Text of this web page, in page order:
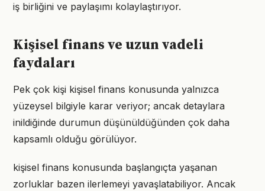
iş birliğini ve paylaşımı kolaylaştırıyor.
Kişisel finans ve uzun vadeli
faydaları
Pek çok kişi kişisel finans konusunda yalnızca
yüzeysel bilgiyle karar veriyor; ancak detaylara
inildiğinde durumun düşünüldüğünden çok daha
kapsamlı olduğu görülüyor.
kişisel finans konusunda başlangıçta yaşanan
zorluklar bazen ilerlemeyi yavaşlatabiliyor. Ancak